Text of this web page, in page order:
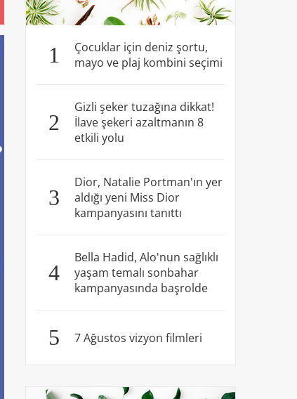
1
Çocuklar için deniz şortu,
mayo ve plaj kombini seçimi
2
Gizli şeker tuzağına dikkat!
İlave şekeri azaltmanın 8
etkili yolu
3
Dior, Natalie Portman'ın yer
aldığı yeni Miss Dior
kampanyasını tanıttı
4
Bella Hadid, Alo'nun sağlıklı
yaşam temalı sonbahar
kampanyasında başrolde
5 7 Ağustos vizyon filmleri